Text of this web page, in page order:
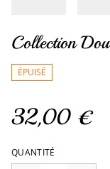
Collection
ÉPUISÉ
32,00 €
QUANTITÉ